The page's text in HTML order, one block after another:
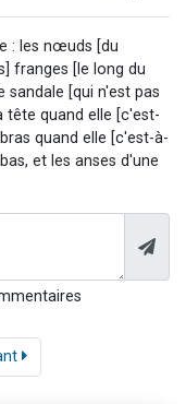
: les nœuds [du
franges [le long du
[qui n'est pas
tête quand elle [c'est-
quand elle [c'est-à-
et les anses d'une